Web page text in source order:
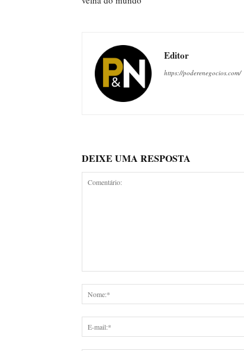
Editor
https://poderenegocios.com/
DEIXE UMA RESPOSTA